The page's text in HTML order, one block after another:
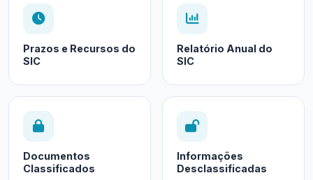
Prazos e Recursos do
SIC
Relatório Anual do
SIC
Documentos
Classificados
Informações
Desclassificadas